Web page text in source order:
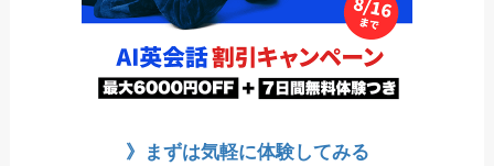
》まずは気軽に体験してみる